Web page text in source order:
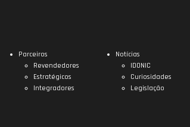
Parceiros
Revendedores
Estratégicos
Integradores
Notícias
IDONIC
Curiosidades
Legislação